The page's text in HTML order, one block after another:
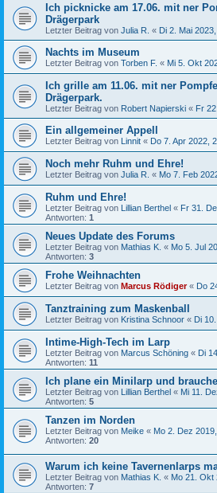
Ich picknicke am 17.06. mit ner
Drägerpark
Letzter Beitrag von Julia R. « Di 2. Mai
Nachts im Museum
Letzter Beitrag von Torben F. « Mi 5. Okt
Ich grille am 11.06. mit ner
Drägerpark.
Letzter Beitrag von Robert Napierski « Fr
Ein allgemeiner Appell
Letzter Beitrag von Linnit « Do 7. Apr 2022,
Noch mehr Ruhm und Ehre!
Letzter Beitrag von Julia R. « Mo 7. Feb
Ruhm und Ehre!
Letzter Beitrag von Lillian Berthel « Fr 31.
Antworten: 1
Neues Update des Forums
Letzter Beitrag von Mathias K. « Mo 5. Jul
Antworten: 3
Frohe Weihnachten
Letzter Beitrag von Marcus Rödiger« Do
Tanztraining zum Maskenball
Letzter Beitrag von Kristina Schnoor « Di
Intime-High-Tech im Larp
Letzter Beitrag von Marcus Schöning « Di
Antworten: 11
Ich plane ein Minilarp und
Letzter Beitrag von Lillian Berthel « Mi 11.
Antworten: 5
Tanzen im Norden
Letzter Beitrag von Meike « Mo 2. Dez
Antworten: 20
Warum ich keine Tavernenlarps
Letzter Beitrag von Mathias K. « Mo 21. Okt
Antworten: 7